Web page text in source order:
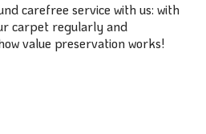
carefree service with us: with
carpet regularly and
value preservation works!